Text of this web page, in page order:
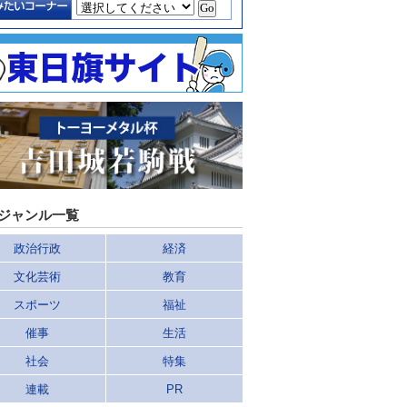
ャンル一覧
政治行政 経済
文化芸術 教育
スポーツ 福祉
催事 生活
社会 特集
連載 PR